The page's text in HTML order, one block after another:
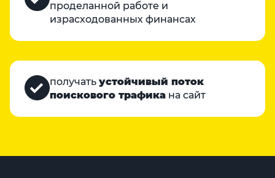
проделанной работе и
израсходованных финансах
получать устойчивый поток
поискового трафика на сайт